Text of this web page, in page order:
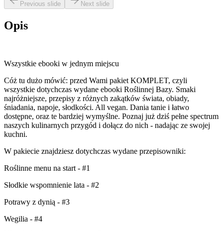
Previous slide Next slide
Opis
Wszystkie ebooki w jednym miejscu
Cóż tu dużo mówić: przed Wami pakiet KOMPLET, czyli
wszystkie dotychczas wydane ebooki Roślinnej Bazy. Smaki
najróżniejsze, przepisy z różnych zakątków świata, obiady,
śniadania, napoje, słodkości. All vegan. Dania tanie i łatwo
dostępne, oraz te bardziej wymyślne. Poznaj już dziś pełne spectrum
naszych kulinarnych przygód i dołącz do nich - nadając ze swojej
kuchni.
W pakiecie znajdziesz dotychczas wydane przepisowniki:
Roślinne menu na start - #1
Słodkie wspomnienie lata - #2
Potrawy z dynią - #3
Wegilia - #4